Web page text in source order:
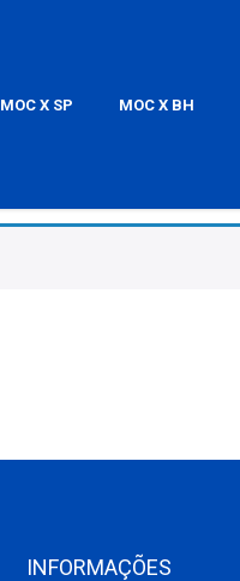
MOC X SP MOC X BH
INFORMAÇÕES